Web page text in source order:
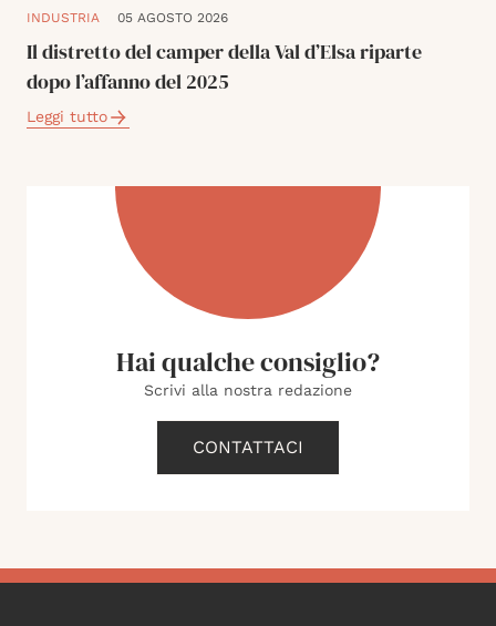
INDUSTRIA 05 AGOSTO 2026
Il distretto del camper della Val d’Elsa riparte
dopo l’affanno del 2025
Leggi tutto
Hai qualche consiglio?
Scrivi alla nostra redazione
CONTATTACI